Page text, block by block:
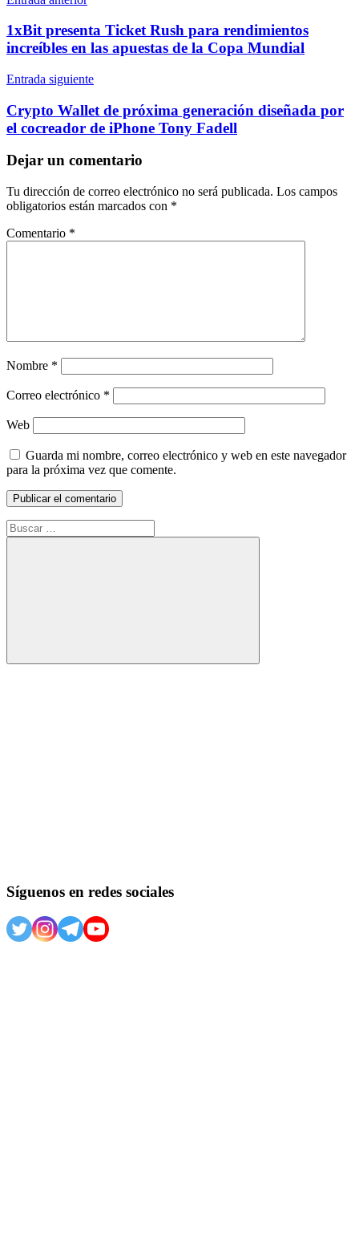
de
entradas
1xBit presenta Ticket Rush para rendimientos
increíbles en las apuestas de la Copa Mundial
Entrada siguiente
Crypto Wallet de próxima generación diseñada por
el cocreador de iPhone Tony Fadell
Dejar un comentario
Tu dirección de correo electrónico no será publicada. Los campos
obligatorios están marcados con *
Comentario *
Nombre *
Correo electrónico *
Web
Guarda mi nombre, correo electrónico y web en este navegador
para la próxima vez que comente.
Buscar:
Buscar
Síguenos en redes sociales